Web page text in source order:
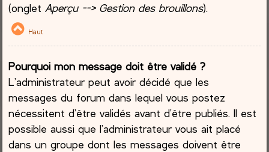
(ongletAperçu --> Gestion des brouillons).
Haut
Pourquoi mon message doit être validé ?
L’administrateur peut avoir décidé que les
messages du forum dans lequel vous postez
nécessitent d’être validés avant d’être publiés. Il est
possible aussi que l’administrateur vous ait placé
dans un groupe dont les messages doivent être